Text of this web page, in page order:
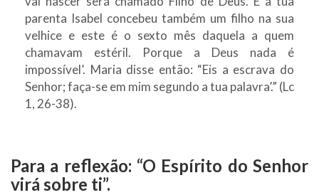
parenta Isabel concebeu também um filho na sua
velhice e este é o sexto mês daquela a quem
chamavam estéril. Porque a Deus nada é
impossível’. Maria disse então: “Eis a escrava do
Senhor; faça-se em mim segundo a tua palavra’.” (Lc
1, 26-38).
Para a reflexão: “O Espírito do Senhor
virá sobre ti”.